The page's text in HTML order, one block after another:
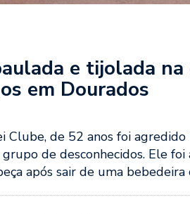
e tijolada na
em Dourados
Clube, de 52 anos foi
de desconhecidos. Ele foi
após sair de uma bebedeira